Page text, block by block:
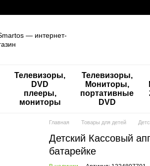
Телевизоры,
DVD
плееры,
мониторы
Телевизоры,
Мониторы,
портативные
DVD
Главная Товары для детей
Детский Кассовый
батарейке